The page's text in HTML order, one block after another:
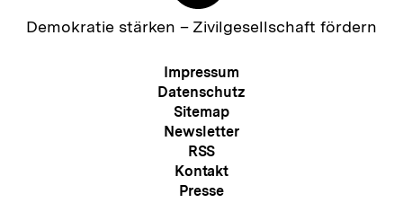
Zur
Demokratie stärken – Zivilgesellschaft fördern
Meta-
Navigation
Impressum
Datenschutz
Sitemap
Newsletter
RSS
Kontakt
Presse